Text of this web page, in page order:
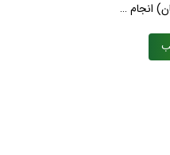
انجام …